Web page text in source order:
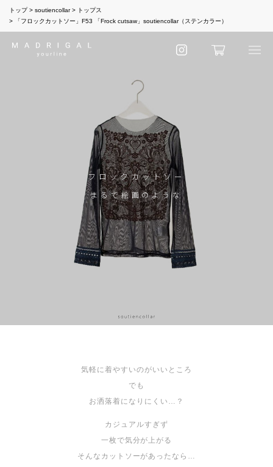
トップ soutiencollar
トップス
「フロックカットソー」F53 「Frock cutsaw」soutiencollar（ステンカラー）
フロックカットソー
まるで絵画のような
気軽に着やすいのがいいところ
でも
お洒落着になりにくい…？
カジュアルすぎず
一枚で気分が上がる
そんなカットソーがあったなら…